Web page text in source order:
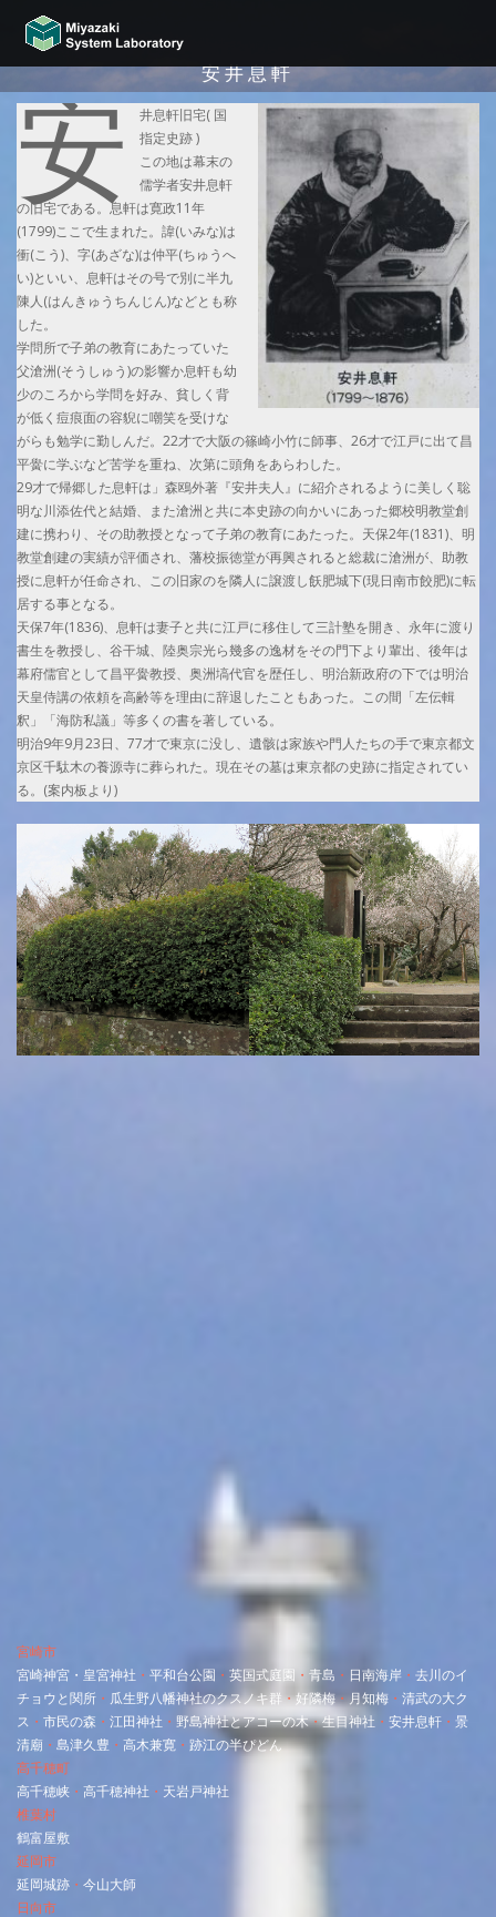
安井息軒
安 井息軒旧宅( 国
指定史跡 )
この地は幕末の
儒学者安井息軒
の旧宅である。息軒は寛政11年
(1799)ここで生まれた。諱(いみな)は
衝(こう)、字(あざな)は仲平(ちゅうへ
い)といい、息軒はその号で別に半九
陳人(はんきゅうちんじん)などとも称
した。
学問所で子弟の教育にあたっていた
父滄洲(そうしゅう)の影響か息軒も幼
少のころから学問を好み、貧しく背
が低く痘痕面の容貎に嘲笑を受けな
がらも勉学に勤しんだ。22才で大阪の篠崎小竹に師事、26才で江戸に出て昌
平黌に学ぶなど苦学を重ね、次第に頭角をあらわした。
29才で帰郷した息軒は」森鴎外著『安井夫人』に紹介されるように美しく聡
明な川添佐代と結婚、また滄洲と共に本史跡の向かいにあった郷校明教堂創
建に携わり、その助教授となって子弟の教育にあたった。天保2年(1831)、明
教堂創建の実績が評価され、藩校振徳堂が再興されると総裁に滄洲が、助教
授に息軒が任命され、この旧家のを隣人に譲渡し飫肥城下(現日南市餃肥)に転
居する事となる。
天保7年(1836)、息軒は妻子と共に江戸に移住して三計塾を開き、永年に渡り
書生を教授し、谷干城、陸奥宗光ら幾多の逸材をその門下より輩出、後年は
幕府儒官として昌平黌教授、奥洲塙代官を歴任し、明治新政府の下では明治
天皇侍講の依頼を高齢等を理由に辞退したこともあった。この間「左伝輯
釈」「海防私議」等多くの書を著している。
明治9年9月23日、77才で東京に没し、遺骸は家族や門人たちの手で東京都文
京区千駄木の養源寺に葬られた。現在その墓は東京都の史跡に指定されてい
る。(案内板より)
宮崎市
宮崎神宮・ 皇宮神社 ・ 平和台公園 ・ 英国式庭園 ・ 青島 ・ 日南海岸 ・ 去川のイ
チョウと関所 ・ 瓜生野八幡神社のクスノキ群 ・好隣梅・月知梅 ・ 清武の大ク
ス ・ 市民の森 ・ 江田神社 ・ 野島神社とアコーの木・生目神社 ・ 安井息軒 ・ 景
清廟 ・ 島津久豊 ・ 高木兼寛 ・ 跡江の半ぴどん
高千穂町
高千穂峡 ・ 高千穂神社 ・ 天岩戸神社
椎葉村
鶴富屋敷
延岡市
延岡城跡 ・ 今山大師
日向市